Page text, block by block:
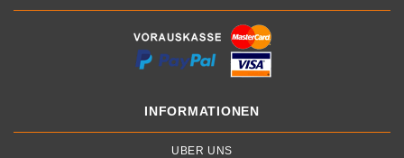
INFORMATIONEN
ÜBER UNS